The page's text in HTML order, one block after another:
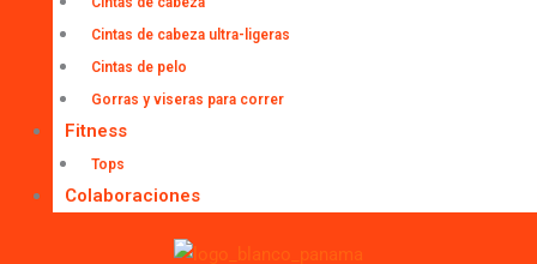
Cintas de cabeza ultra-ligeras
Cintas de pelo
Gorras y viseras para correr
Fitness
Tops
Colaboraciones